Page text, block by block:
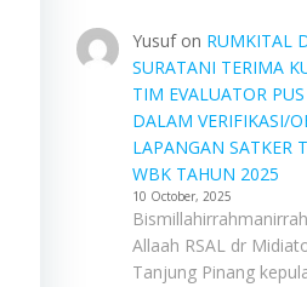
Yusufon RUMKITAL
SURATANI TERIMA
TIM EVALUATOR
DALAM VERIFIKASI/
LAPANGAN SATKER
WBK TAHUN 2025
10 October, 2025
Allaah RSAL dr
Tanjung Pinang